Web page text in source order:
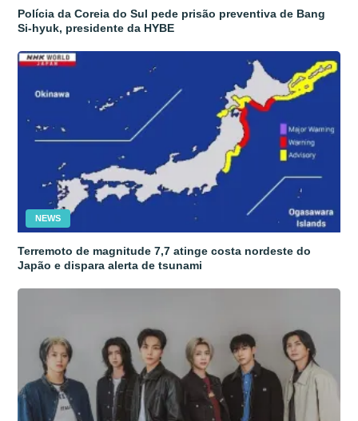
Polícia da Coreia do Sul pede prisão preventiva de Bang
Si-hyuk, presidente da HYBE
NEWS
Terremoto de magnitude 7,7 atinge costa nordeste do
Japão e dispara alerta de tsunami